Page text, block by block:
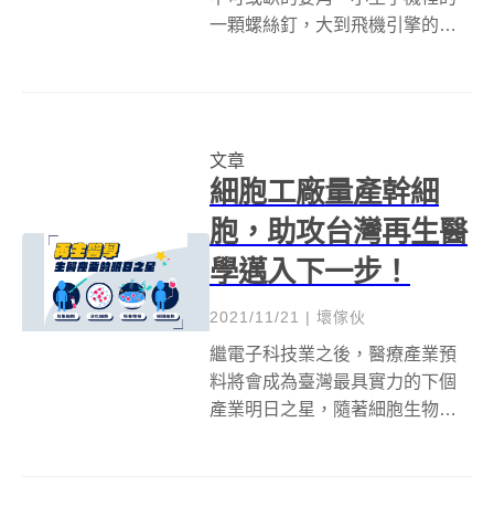
一顆螺絲釘，大到飛機引擎的渦
精密加工。另一方面，金屬加工
的「減法」工序大...
文章
細胞工廠量產幹細
胞，助攻台灣再生醫
學邁入下一步！
2021/11/21 | 壞傢伙
繼電子科技業之後，醫療產業預
料將會成為臺灣最具實力的下個
產業明日之星，隨著細胞生物、